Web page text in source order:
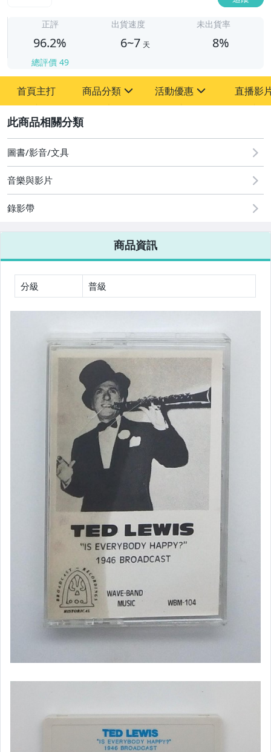
正評
96.2%
總評價 49
出貨速度
6~7 天
未出貨率
8%
首頁主打 商品分類
其它
活動優惠
[全店] 粉絲專享
[全店] 週年慶
直播影
圖書/影音/文具
音樂與影片
錄影帶
商品資訊
分級 普級